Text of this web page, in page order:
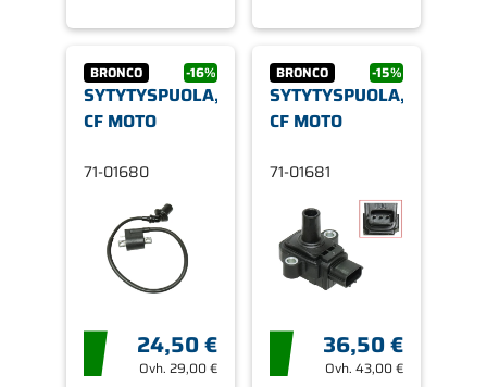
BRONCO -16%
SYTYTYSPUOLA,
CF MOTO
71-01680
24,50 €
Ovh. 29,00 €
BRONCO -15%
SYTYTYSPUOLA,
CF MOTO
71-01681
36,50 €
Ovh.43,00 €